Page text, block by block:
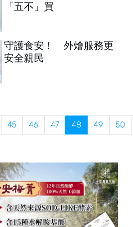
「五不」買
守護食安！ 外燴服務更
安全親民
45 46 47 48 49 50